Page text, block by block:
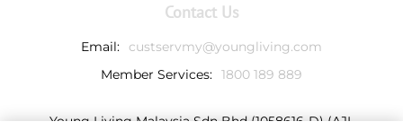
Contact Us
Email:
custservmy@youngliving.com
Member Services: 1800 189 889
Young Living Malaysia Sdn Bhd (1058616-D) (AJL